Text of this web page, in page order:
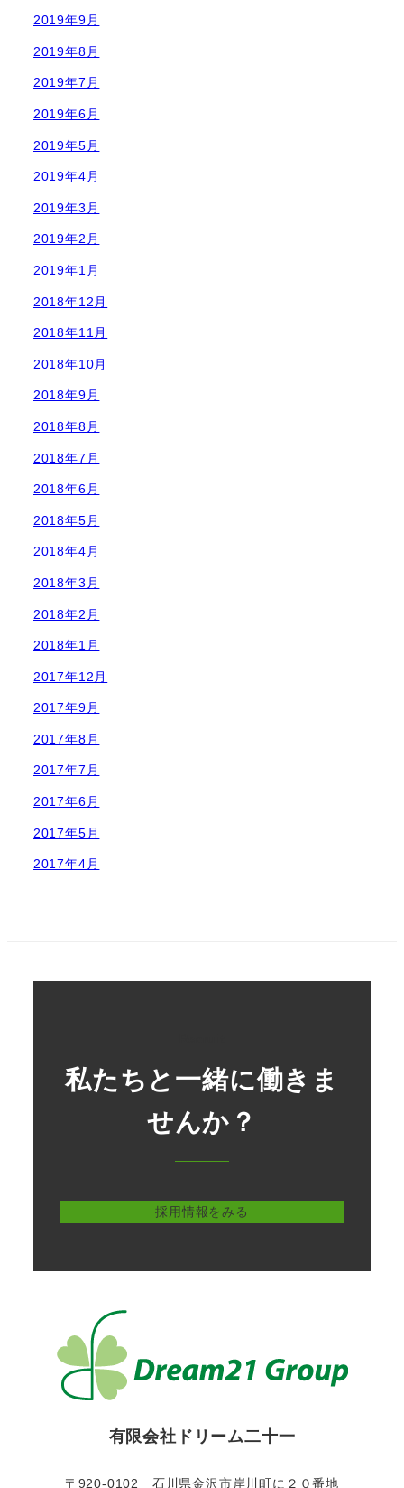
2019年9月
2019年8月
2019年7月
2019年6月
2019年5月
2019年4月
2019年3月
2019年2月
2019年1月
2018年12月
2018年11月
2018年10月
2018年9月
2018年8月
2018年7月
2018年6月
2018年5月
2018年4月
2018年3月
2018年2月
2018年1月
2017年12月
2017年9月
2017年8月
2017年7月
2017年6月
2017年5月
2017年4月
私たちと一緒に働きま
せんか？
採用情報をみる
有限会社ドリーム二十一
〒920-0102 石川県金沢市岸川町に２０番地